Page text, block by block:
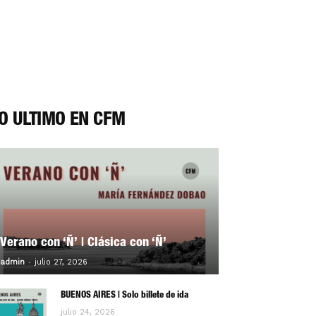
ÚLTIMO EN CFM
Verano con ‘Ñ’ | Clásica con ‘Ñ’
admin - julio 27, 2026 0
BUENOS AIRES | Solo billete de ida
julio 24, 2026